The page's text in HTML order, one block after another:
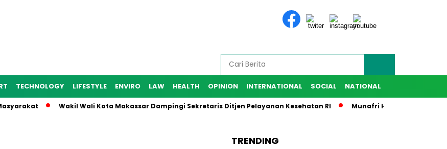
TECHNOLOGY LIFESTYLE ENVIRO LAW HEALTH OPINION INTERNATIONAL SOCIAL NATIONAL
Wakil Wali Kota Makassar Dampingi Sekretaris Ditjen Pelayanan Kesehatan RI Munafri Harap IKA SMANSA
TRENDING